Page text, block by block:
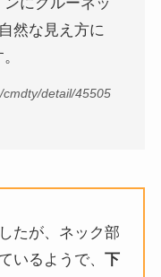
にクルーネッ
然な見え方に
detail/45505
たが、ネック部
いるようで、下